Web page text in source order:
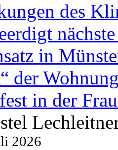
des
in
der
in der
2026